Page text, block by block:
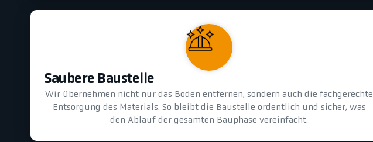
Saubere Baustelle
Wir übernehmen nicht nur das Boden entfernen, sondern auch die fachgerechte
Entsorgung des Materials. So bleibt die Baustelle ordentlich und sicher, was
den Ablauf der gesamten Bauphase vereinfacht.